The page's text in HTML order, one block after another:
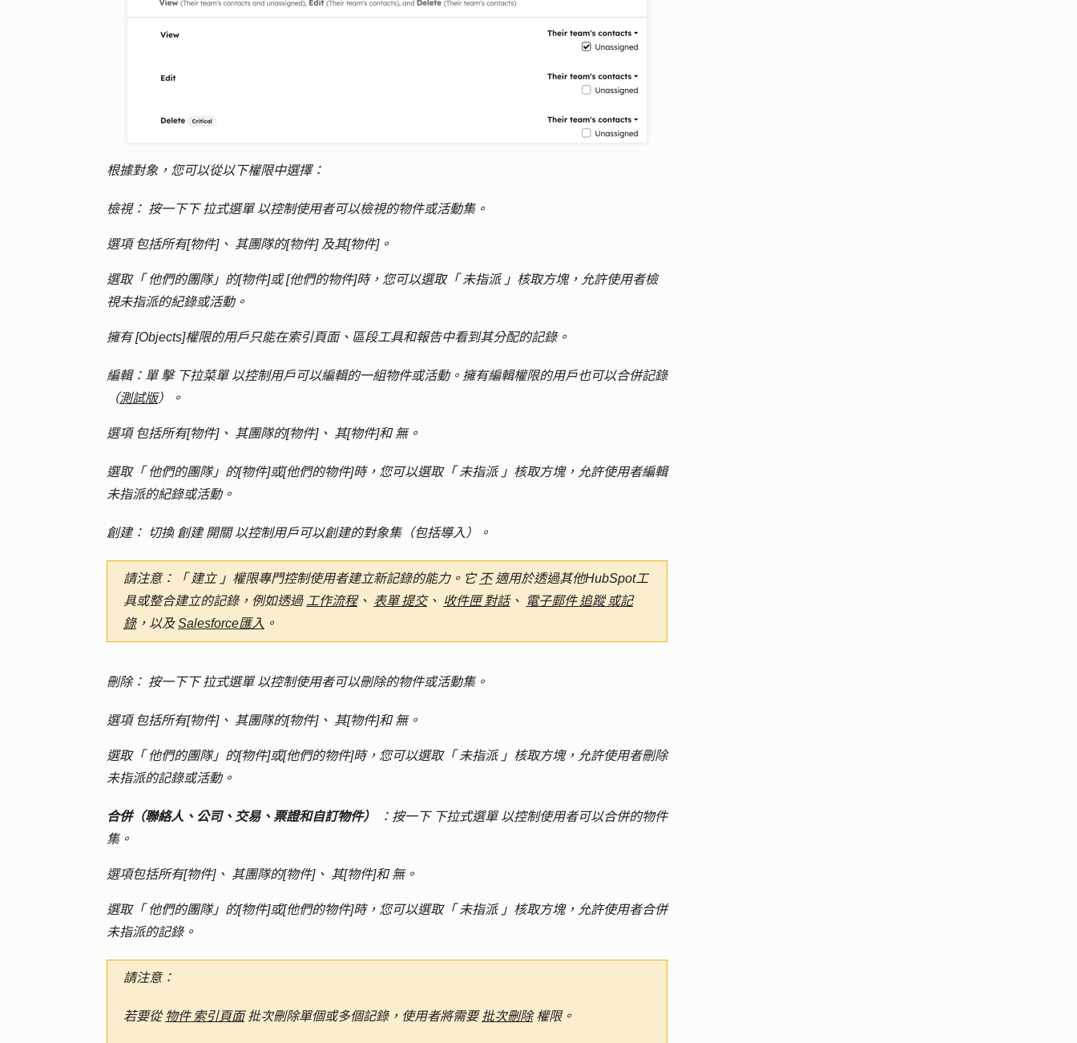
根據對象，您可以從以下權限中選擇：
檢視： 按一下下 拉式選單以控制使用者可以檢視的物件或活動集。
選項包括所有[物件]、 其團隊的[物件] 及其[物件]。
選取「 他們的團隊」的[物件]或[他們的物件]時，您可以選取「 未指派」核取方塊，允許使用者檢
視未指派的紀錄或活動。
擁有[Objects]權限的用戶只能在索引頁面、區段工具和報告中看到其分配的記錄。
編輯：單 擊 下拉菜單以控制用戶可以編輯的一組物件或活動。擁有編輯權限的用戶也可以合併記錄
（測試版）。
選項包括所有[物件]、 其團隊的[物件]、 其[物件]和無。
選取「 他們的團隊」的[物件]或[他們的物件]時，您可以選取「 未指派」核取方塊，允許使用者編輯
未指派的紀錄或活動。
創建： 切換 創建開關 以控制用戶可以創建的對象集（包括導入）。
請注意： 「 建立」權限專門控制使用者建立新記錄的能力。它 不適用於透過其他HubSpot工
具或整合建立的記錄，例如透過 工作流程、 表單 提交、 收件匣 對話、
電子郵件 追蹤 或記
錄，以及Salesforce匯入 。
刪除： 按一下下 拉式選單以控制使用者可以刪除的物件或活動集。
選項包括所有[物件]、 其團隊的[物件]、 其[物件]和無。
選取「 他們的團隊」的[物件]或[他們的物件]時，您可以選取「 未指派」核取方塊，允許使用者刪除
未指派的記錄或活動。
合併（聯絡人、公司、交易、票證和自訂物件） ：按一下 下拉式選單以控制使用者可以合併的物件
集。
選項包括所有[物件]、 其團隊的[物件]、 其[物件]和無。
選取「 他們的團隊」的[物件]或[他們的物件]時，您可以選取「 未指派」核取方塊，允許使用者合併
未指派的記錄。
請注意：
若要從物件 索引頁面批次刪除單個或多個記錄，使用者將需要批次刪除權限。